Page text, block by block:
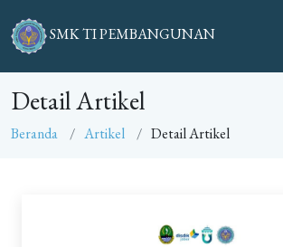
SMK TI PEMBANGUNAN
Detail Artikel
Beranda Artikel Detail Artikel